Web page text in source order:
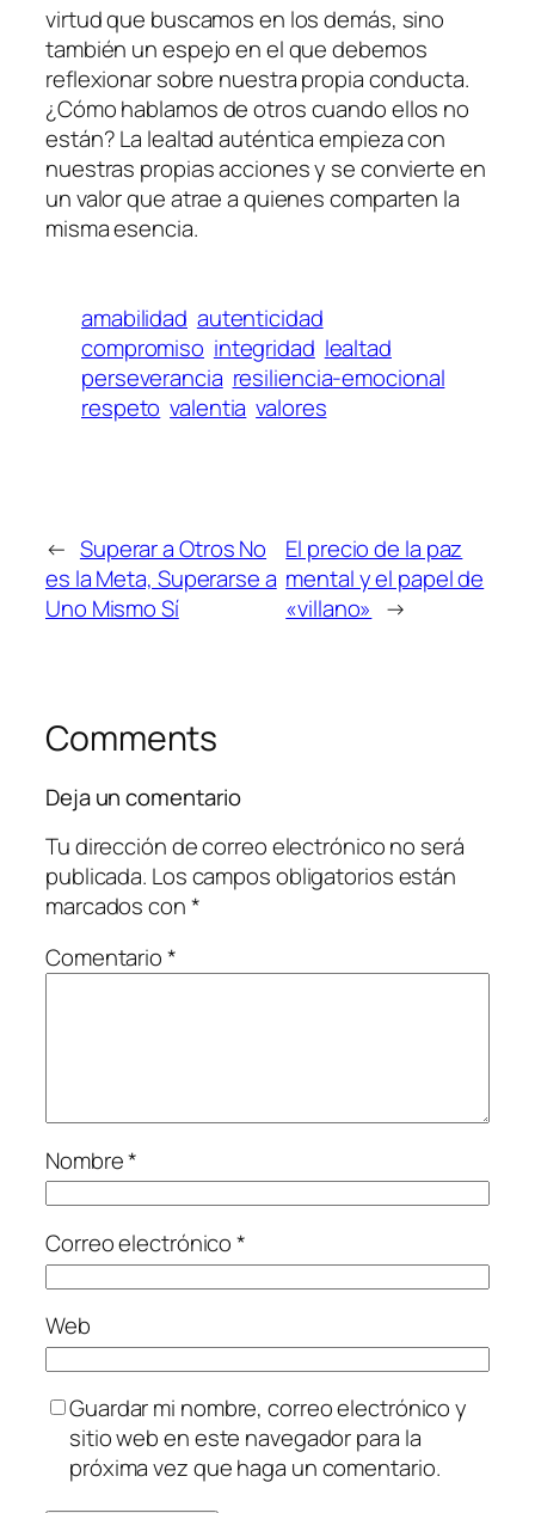
virtud que buscamos en los demás, sino
también un espejo en el que debemos
reflexionar sobre nuestra propia conducta.
¿Cómo hablamos de otros cuando ellos no
están? La lealtad auténtica empieza con
nuestras propias acciones y se convierte en
un valor que atrae a quienes comparten la
misma esencia.
amabilidad autenticidad
compromiso integridad lealtad
perseverancia resiliencia-emocional
respeto valentia valores
← Superar a Otros No
es la Meta, Superarse a
Uno Mismo Sí
El precio de la paz
mental y el papel de
«villano» →
Comments
Deja un comentario
Tu dirección de correo electrónico no será
publicada. Los campos obligatorios están
marcados con*
Comentario*
Nombre*
Correo electrónico*
Web
Guardar mi nombre, correo electrónico y
sitio web en este navegador para la
próxima vez que haga un comentario.